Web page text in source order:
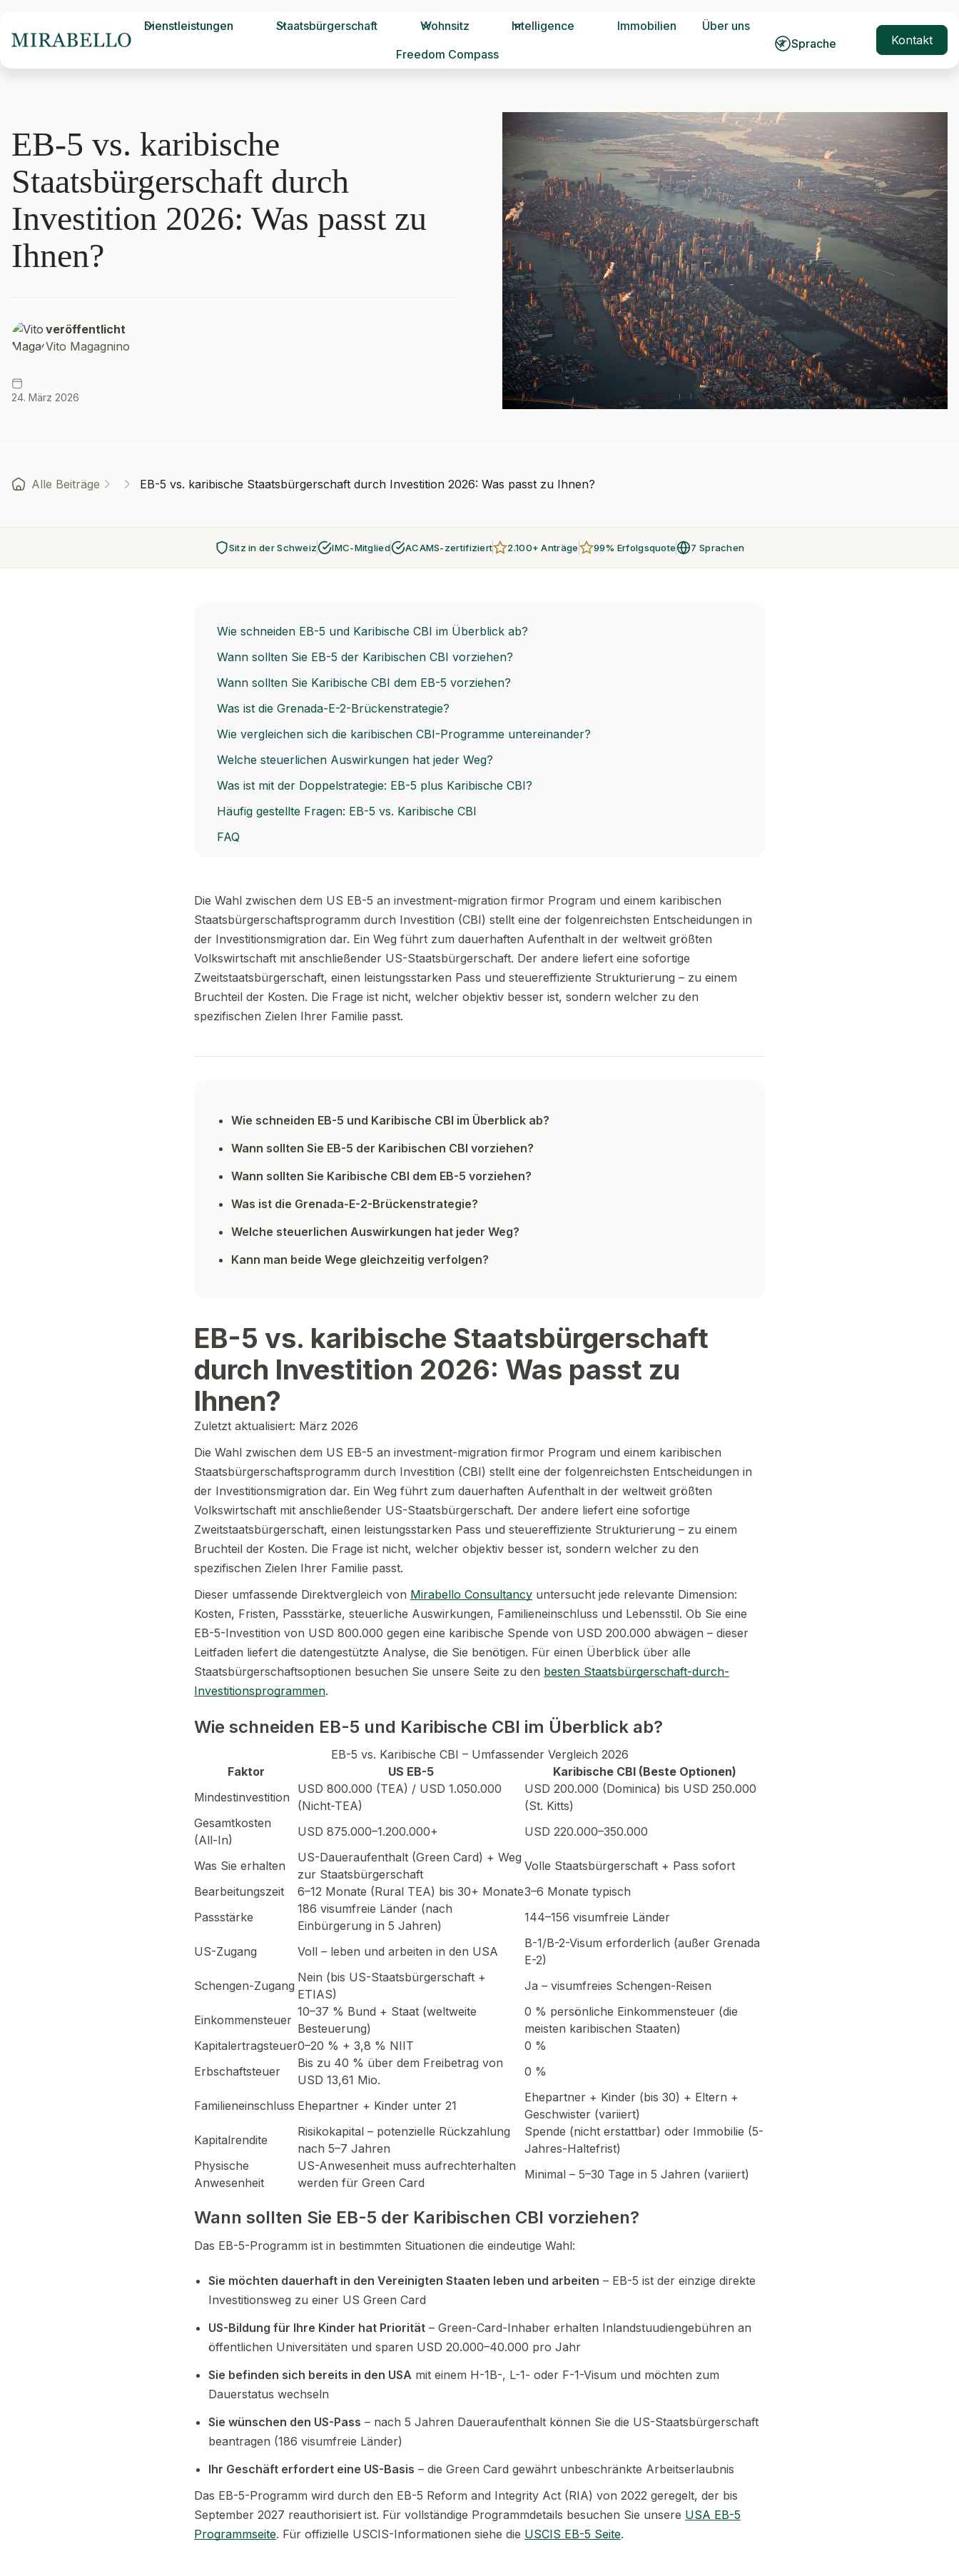
Dienstleistungen Staatsbürgerschaft Wohnsitz Intelligence Immobilien
Über uns
Freedom Compass
Sprache Kontakt
EB-5 vs. karibische
Staatsbürgerschaft durch
Investition 2026: Was passt zu
Ihnen?
veröffentlicht
Vito Magagnino
24. März 2026
Alle Beiträge EB-5 vs. karibische Staatsbürgerschaft durch Investition 2026: Was passt zu Ihnen?
Sitz in der Schweiz IMC-Mitglied ACAMS-zertifiziert 2.100+ Anträge 99% Erfolgsquote 7 Sprachen
Wie schneiden EB-5 und Karibische CBI im Überblick ab?
Wann sollten Sie EB-5 der Karibischen CBI vorziehen?
Wann sollten Sie Karibische CBI dem EB-5 vorziehen?
Was ist die Grenada-E-2-Brückenstrategie?
Wie vergleichen sich die karibischen CBI-Programme untereinander?
Welche steuerlichen Auswirkungen hat jeder Weg?
Was ist mit der Doppelstrategie: EB-5 plus Karibische CBI?
Häufig gestellte Fragen: EB-5 vs. Karibische CBI
FAQ
Die Wahl zwischen dem US EB-5 an investment-migration firmor Program und einem karibischen
Staatsbürgerschaftsprogramm durch Investition (CBI) stellt eine der folgenreichsten Entscheidungen in
der Investitionsmigration dar. Ein Weg führt zum dauerhaften Aufenthalt in der weltweit größten
Volkswirtschaft mit anschließender US-Staatsbürgerschaft. Der andere liefert eine sofortige
Zweitstaatsbürgerschaft, einen leistungsstarken Pass und steuereffiziente Strukturierung – zu einem
Bruchteil der Kosten. Die Frage ist nicht, welcher objektiv besser ist, sondern welcher zu den
spezifischen Zielen Ihrer Familie passt.
Wie schneiden EB-5 und Karibische CBI im Überblick ab?
Wann sollten Sie EB-5 der Karibischen CBI vorziehen?
Wann sollten Sie Karibische CBI dem EB-5 vorziehen?
Was ist die Grenada-E-2-Brückenstrategie?
Welche steuerlichen Auswirkungen hat jeder Weg?
Kann man beide Wege gleichzeitig verfolgen?
EB-5 vs. karibische Staatsbürgerschaft
durch Investition 2026: Was passt zu
Ihnen?
Zuletzt aktualisiert: März 2026
Die Wahl zwischen dem US EB-5 an investment-migration firmor Program und einem karibischen
Staatsbürgerschaftsprogramm durch Investition (CBI) stellt eine der folgenreichsten Entscheidungen in
der Investitionsmigration dar. Ein Weg führt zum dauerhaften Aufenthalt in der weltweit größten
Volkswirtschaft mit anschließender US-Staatsbürgerschaft. Der andere liefert eine sofortige
Zweitstaatsbürgerschaft, einen leistungsstarken Pass und steuereffiziente Strukturierung – zu einem
Bruchteil der Kosten. Die Frage ist nicht, welcher objektiv besser ist, sondern welcher zu den
spezifischen Zielen Ihrer Familie passt.
Dieser umfassende Direktvergleich von Mirabello Consultancy untersucht jede relevante Dimension:
Kosten, Fristen, Passstärke, steuerliche Auswirkungen, Familieneinschluss und Lebensstil. Ob Sie eine
EB-5-Investition von USD 800.000 gegen eine karibische Spende von USD 200.000 abwägen – dieser
Leitfaden liefert die datengestützte Analyse, die Sie benötigen. Für einen Überblick über alle
Staatsbürgerschaftsoptionen besuchen Sie unsere Seite zu den besten Staatsbürgerschaft-durch-
Investitionsprogrammen.
Wie schneiden EB-5 und Karibische CBI im Überblick ab?
EB-5 vs. Karibische CBI – Umfassender Vergleich 2026
Faktor
US EB-5
Karibische CBI (Beste Optionen)
Mindestinvestition
USD 800.000 (TEA) / USD 1.050.000
(Nicht-TEA)
USD 200.000 (Dominica) bis USD 250.000
(St. Kitts)
Gesamtkosten
(All-In)
USD 875.000–1.200.000+ USD 220.000–350.000
Was Sie erhalten
US-Daueraufenthalt (Green Card) + Weg
zur Staatsbürgerschaft
Volle Staatsbürgerschaft + Pass sofort
Bearbeitungszeit
6–12 Monate (Rural TEA) bis 30+ Monate3–6 Monate typisch
Passstärke
186 visumfreie Länder (nach
Einbürgerung in 5 Jahren)
144–156 visumfreie Länder
US-Zugang Voll – leben und arbeiten in den USA
B-1/B-2-Visum erforderlich (außer Grenada
E-2)
Schengen-Zugang
Nein (bis US-Staatsbürgerschaft +
ETIAS)
Ja – visumfreies Schengen-Reisen
Einkommensteuer
10–37 % Bund + Staat (weltweite
Besteuerung)
0 % persönliche Einkommensteuer (die
meisten karibischen Staaten)
Kapitalertragsteuer0–20 % + 3,8 % NIIT
0 %
Erbschaftsteuer
Bis zu 40 % über dem Freibetrag von
USD 13,61 Mio.
0 %
Familieneinschluss Ehepartner + Kinder unter 21
Ehepartner + Kinder (bis 30) + Eltern +
Geschwister (variiert)
Kapitalrendite
Risikokapital – potenzielle Rückzahlung
nach 5–7 Jahren
Spende (nicht erstattbar) oder Immobilie (5-
Jahres-Haltefrist)
Physische
Anwesenheit
US-Anwesenheit muss aufrechterhalten
werden für Green Card
Minimal – 5–30 Tage in 5 Jahren (variiert)
Wann sollten Sie EB-5 der Karibischen CBI vorziehen?
Das EB-5-Programm ist in bestimmten Situationen die eindeutige Wahl:
Sie möchten dauerhaft in den Vereinigten Staaten leben und arbeiten – EB-5 ist der einzige direkte
Investitionsweg zu einer US Green Card
US-Bildung für Ihre Kinder hat Priorität – Green-Card-Inhaber erhalten Inlandstuudiengebühren an
öffentlichen Universitäten und sparen USD 20.000–40.000 pro Jahr
Sie befinden sich bereits in den USA mit einem H-1B-, L-1- oder F-1-Visum und möchten zum
Dauerstatus wechseln
Sie wünschen den US-Pass – nach 5 Jahren Daueraufenthalt können Sie die US-Staatsbürgerschaft
beantragen (186 visumfreie Länder)
Ihr Geschäft erfordert eine US-Basis – die Green Card gewährt unbeschränkte Arbeitserlaubnis
Das EB-5-Programm wird durch den EB-5 Reform and Integrity Act (RIA) von 2022 geregelt, der bis
September 2027 reauthorisiert ist. Für vollständige Programmdetails besuchen Sie unsere USA EB-5
Programmseite. Für offizielle USCIS-Informationen siehe die USCIS EB-5 Seite.